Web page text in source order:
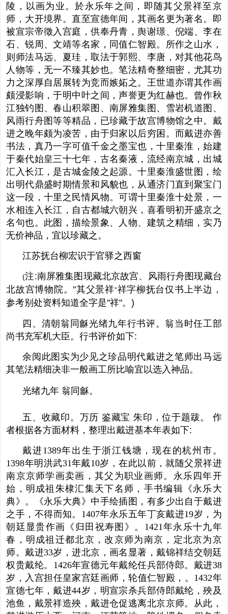
陵，以画为业。於永乐年之间，即随其父景祥至京
师，大开境界。直至宣德年间，其画名更为著名。即
被宣宗帝徵入宫庭，供奉丹青，舆谢璟、倪端、李在
石、锐周、文靖等名家，同值仁智殿。所作之山水，
则师法马远、夏珪，取法于郭熙、李唐，对其他花鸟
人物等，无一不臻其妙也。笔法精奇整细密，尤其功
力之深厚自居展转为竞而嫉妬之。王世道亦谓其作画
颇浸影响，于明中叶之间，声誉更为红赫也。曾作秋
江独钓图、春山积翠图、南屏雅集图 、雪岩机道图、
风雨行舟图等等精品，已珍藏于故宫博物馆之中。戴
进之晚年颇为凌苦，由于归家以后穷困。而戴进亦善
书法，真乃一字可值千金之墨宝也，十里秦淮，始建
于秦代始皇三十七年，古名秦液，流经南京城，出城
汇入长江，是古城金陵之起源。十里秦淮盛世图，绘
出明代鼎盛时期情景和风貌也，从通济门直到聚宝门
这一段，十里之民情风物。可谓十里秦淮十处景，一
水相连入长江，自古都城六朝兴，喜看明初开盛京之
名句也。此图，描绘景象、人物、建筑之精细，实乃
无价神品，宜以珍藏之。
江苏抚台柳宏识于官驿之西窗
(注:南屏雅集图现藏北京故宫、风雨行舟图现藏台
北故宫博物院。"其父景祥"祥字柳抚台仅书上半边，
参考别处资料知道全字是"祥"。)
四、清朝翁同龢光绪九年行书评。翁当时任工部
尚书充军机大臣。行书评价如下:
余阅此图实为少见之珍品明代戴进之笔师出马远
其笔法精细决非一般画工所比喻宜以选入神品。
光绪九年 翁同龢。
五、收藏印。万历 鉴藏宝 朱印 ，位于题跋。
作
者根据各方面材料，整理出戴进基本年表如下:
戴进1389年出生于浙江钱塘，现在的杭州市。
1398年明洪武31年戴10岁，在此以前，就随父景祥进
南京京师学画卖画，其父为职业画师。永乐四年开
始，明成祖朱棣汇集天下名师，手书编辑《永乐大
典》。《永乐大典》中手绘插图，有多少出自于戴进
之手，不得而知。1407年永乐五年丁亥戴进19岁，为
朝廷显贵作画《归田 祝寿图 》。1421年永乐十九年
春，明成祖迁都北京，改京师为南京，定北京为京
师。戴进33岁，进北京，画名显著，戴锦祥结交朝廷
权贵戴纶。1426年宣德元年戴纶任兵部侍郎。戴进38
岁，入宫担任皇家宫廷画师，轮值仁智殿，。1432年
宣德七年，戴进44岁，明宣宗杀兵部侍郎戴纶，殃及
池鱼，戴景祥造殃，戴进仓促逃离北京京师。从此，